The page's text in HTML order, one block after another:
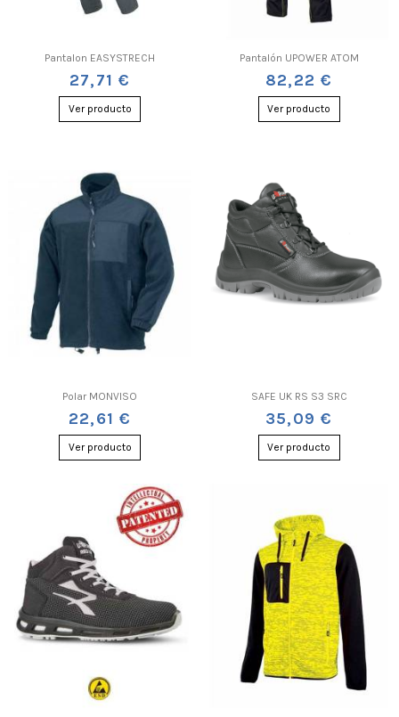
Pantalon EASYSTRECH
27,71 €
Ver producto
Pantalón UPOWER ATOM
82,22 €
Ver producto
Polar MONVISO
22,61 €
Ver producto
SAFE UK RS S3 SRC
35,09 €
Ver producto